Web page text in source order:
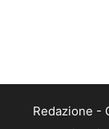
Redazione -